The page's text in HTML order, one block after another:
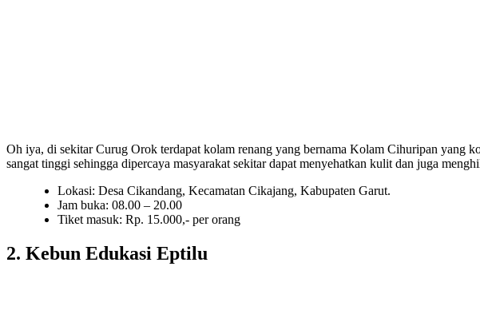
Oh iya, di sekitar Curug Orok terdapat kolam renang yang bernama Kolam Cihuripan yang
sangat tinggi sehingga dipercaya masyarakat sekitar dapat menyehatkan kulit dan juga
Lokasi: Desa Cikandang, Kecamatan Cikajang, Kabupaten Garut.
Jam buka: 08.00 – 20.00
Tiket masuk: Rp. 15.000,- per orang
2. Kebun Edukasi Eptilu